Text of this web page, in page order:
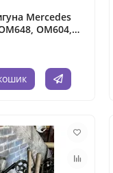
Mercedes
OM604,
M271.
- дизель